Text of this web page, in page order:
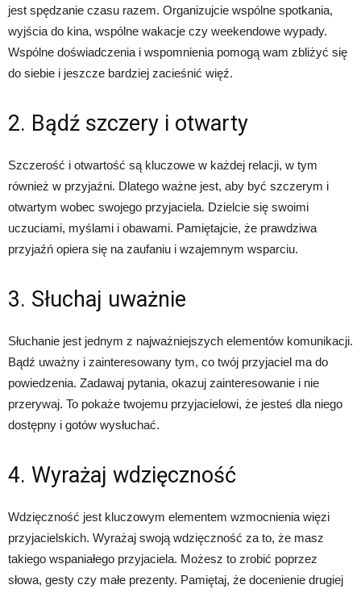
jest spędzanie czasu razem. Organizujcie wspólne spotkania,
wyjścia do kina, wspólne wakacje czy weekendowe wypady.
Wspólne doświadczenia i wspomnienia pomogą wam zbliżyć się
do siebie i jeszcze bardziej zacieśnić więź.
2. Bądź szczery i otwarty
Szczerość i otwartość są kluczowe w każdej relacji, w tym
również w przyjaźni. Dlatego ważne jest, aby być szczerym i
otwartym wobec swojego przyjaciela. Dzielcie się swoimi
uczuciami, myślami i obawami. Pamiętajcie, że prawdziwa
przyjaźń opiera się na zaufaniu i wzajemnym wsparciu.
3. Słuchaj uważnie
Słuchanie jest jednym z najważniejszych elementów komunikacji.
Bądź uważny i zainteresowany tym, co twój przyjaciel ma do
powiedzenia. Zadawaj pytania, okazuj zainteresowanie i nie
przerywaj. To pokaże twojemu przyjacielowi, że jesteś dla niego
dostępny i gotów wysłuchać.
4. Wyrażaj wdzięczność
Wdzięczność jest kluczowym elementem wzmocnienia więzi
przyjacielskich. Wyrażaj swoją wdzięczność za to, że masz
takiego wspaniałego przyjaciela. Możesz to zrobić poprzez
słowa, gesty czy małe prezenty. Pamiętaj, że docenienie drugiej